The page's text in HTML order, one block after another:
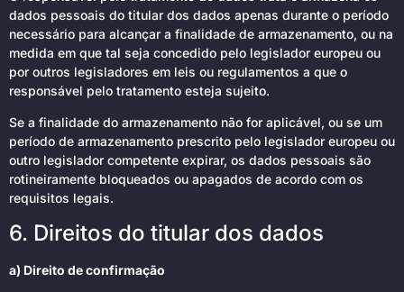
dados pessoais do titular dos dados apenas durante o período
necessário para alcançar a finalidade de armazenamento, ou na
medida em que tal seja concedido pelo legislador europeu ou
por outros legisladores em leis ou regulamentos a que o
responsável pelo tratamento esteja sujeito.
Se a finalidade do armazenamento não for aplicável, ou se um
período de armazenamento prescrito pelo legislador europeu ou
outro legislador competente expirar, os dados pessoais são
rotineiramente bloqueados ou apagados de acordo com os
requisitos legais.
6. Direitos do titular dos dados
a) Direito de confirmação